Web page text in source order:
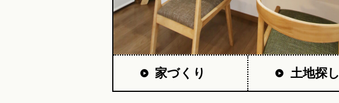
家づくり 土地探し